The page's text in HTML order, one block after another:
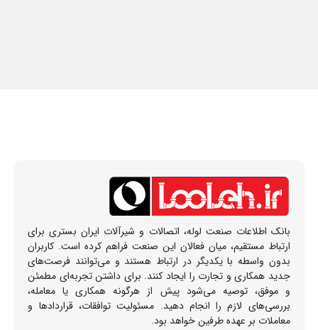
بانک اطلاعات صنعت لوله، اتصالات و شیرآلات ایران بستری برای
ارتباط مستقیم، میان فعالان این صنعت فراهم کرده است. کاربران
بدون واسطه با یکدیگر در ارتباط هستند و می‌توانند فرصت‌های
جدید همکاری و تجارت را ایجاد کنند. برای داشتن تجربه‌ای مطمئن
و موفق، توصیه می‌شود پیش از هرگونه همکاری یا معامله،
بررسی‌های لازم را انجام دهید. مسئولیت توافقات، قراردادها و
معاملات بر عهده طرفین خواهد بود.